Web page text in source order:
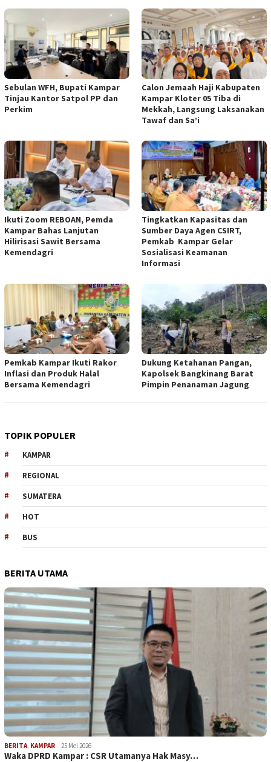
Sebulan WFH, Bupati Kampar
Tinjau Kantor Satpol PP dan
Perkim
Calon Jemaah Haji Kabupaten
Kampar Kloter 05 Tiba di
Mekkah, Langsung Laksanakan
Tawaf dan Sa’i
Ikuti Zoom REBOAN, Pemda
Kampar Bahas Lanjutan
Hilirisasi Sawit Bersama
Kemendagri
Tingkatkan Kapasitas dan
Sumber Daya Agen CSIRT,
Pemkab Kampar Gelar
Sosialisasi Keamanan
Informasi
Pemkab Kampar Ikuti Rakor
Inflasi dan Produk Halal
Bersama Kemendagri
Dukung Ketahanan Pangan,
Kapolsek Bangkinang Barat
Pimpin Penanaman Jagung
TOPIK POPULER
KAMPAR
REGIONAL
SUMATERA
HOT
BUS
BERITA UTAMA
BERITA, KAMPAR 25 Mei 2026
Waka DPRD Kampar : CSR Utamanya Hak Masy…